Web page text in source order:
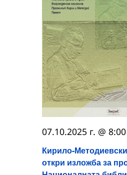
Кирило-
откри изложба за
07.10.2025 г. @ 8:00